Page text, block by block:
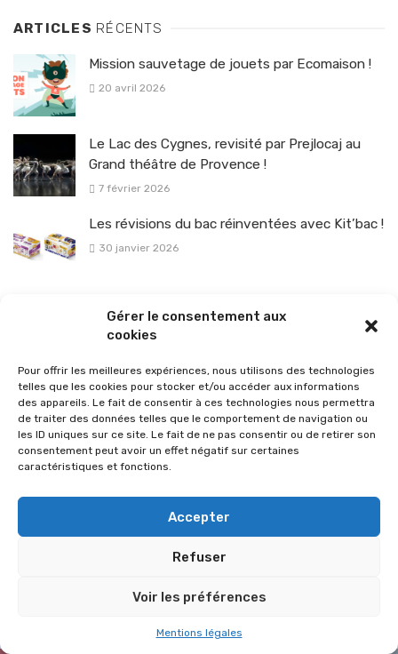
Gérer le consentement aux
cookies
Pour offrir les meilleures expériences, nous utilisons des technologies
telles que les cookies pour stocker et/ou accéder aux informations
des appareils. Le fait de consentir à ces technologies nous permettra
de traiter des données telles que le comportement de navigation ou
les ID uniques sur ce site. Le fait de ne pas consentir ou de retirer son
consentement peut avoir un effet négatif sur certaines
caractéristiques et fonctions.
Accepter
Refuser
Voir les préférences
Mentions légales
ARTICLES RÉCENTS
Mission sauvetage de jouets par Ecomaison !
20 avril 2026
Le Lac des Cygnes, revisité par Prejlocaj au
Grand théâtre de Provence !
7 février 2026
Les révisions du bac réinventées avec Kit’bac !
30 janvier 2026